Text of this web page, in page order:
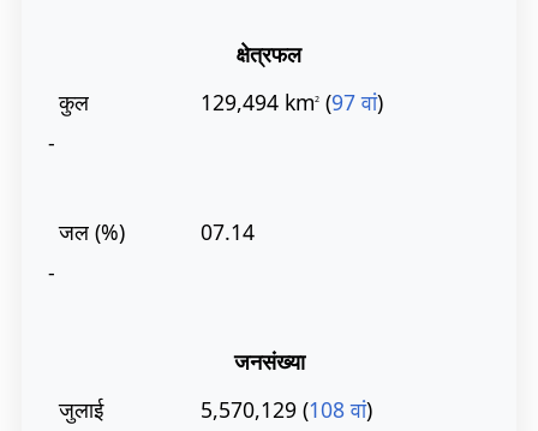
क्षेत्रफल
-
कुल 129,494 km2 (97 वां)
-
जल (%) 07.14
जनसंख्या
जुलाई
5,570,129 (108 वां)